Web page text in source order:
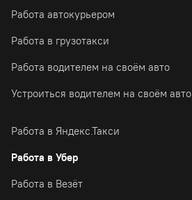
Работа автокурьером
Работа в грузотакси
Работа водителем на своём авто
Устроиться водителем на своём авто
Работа в Яндекс.Такси
Работа в Убер
Работа в Везёт